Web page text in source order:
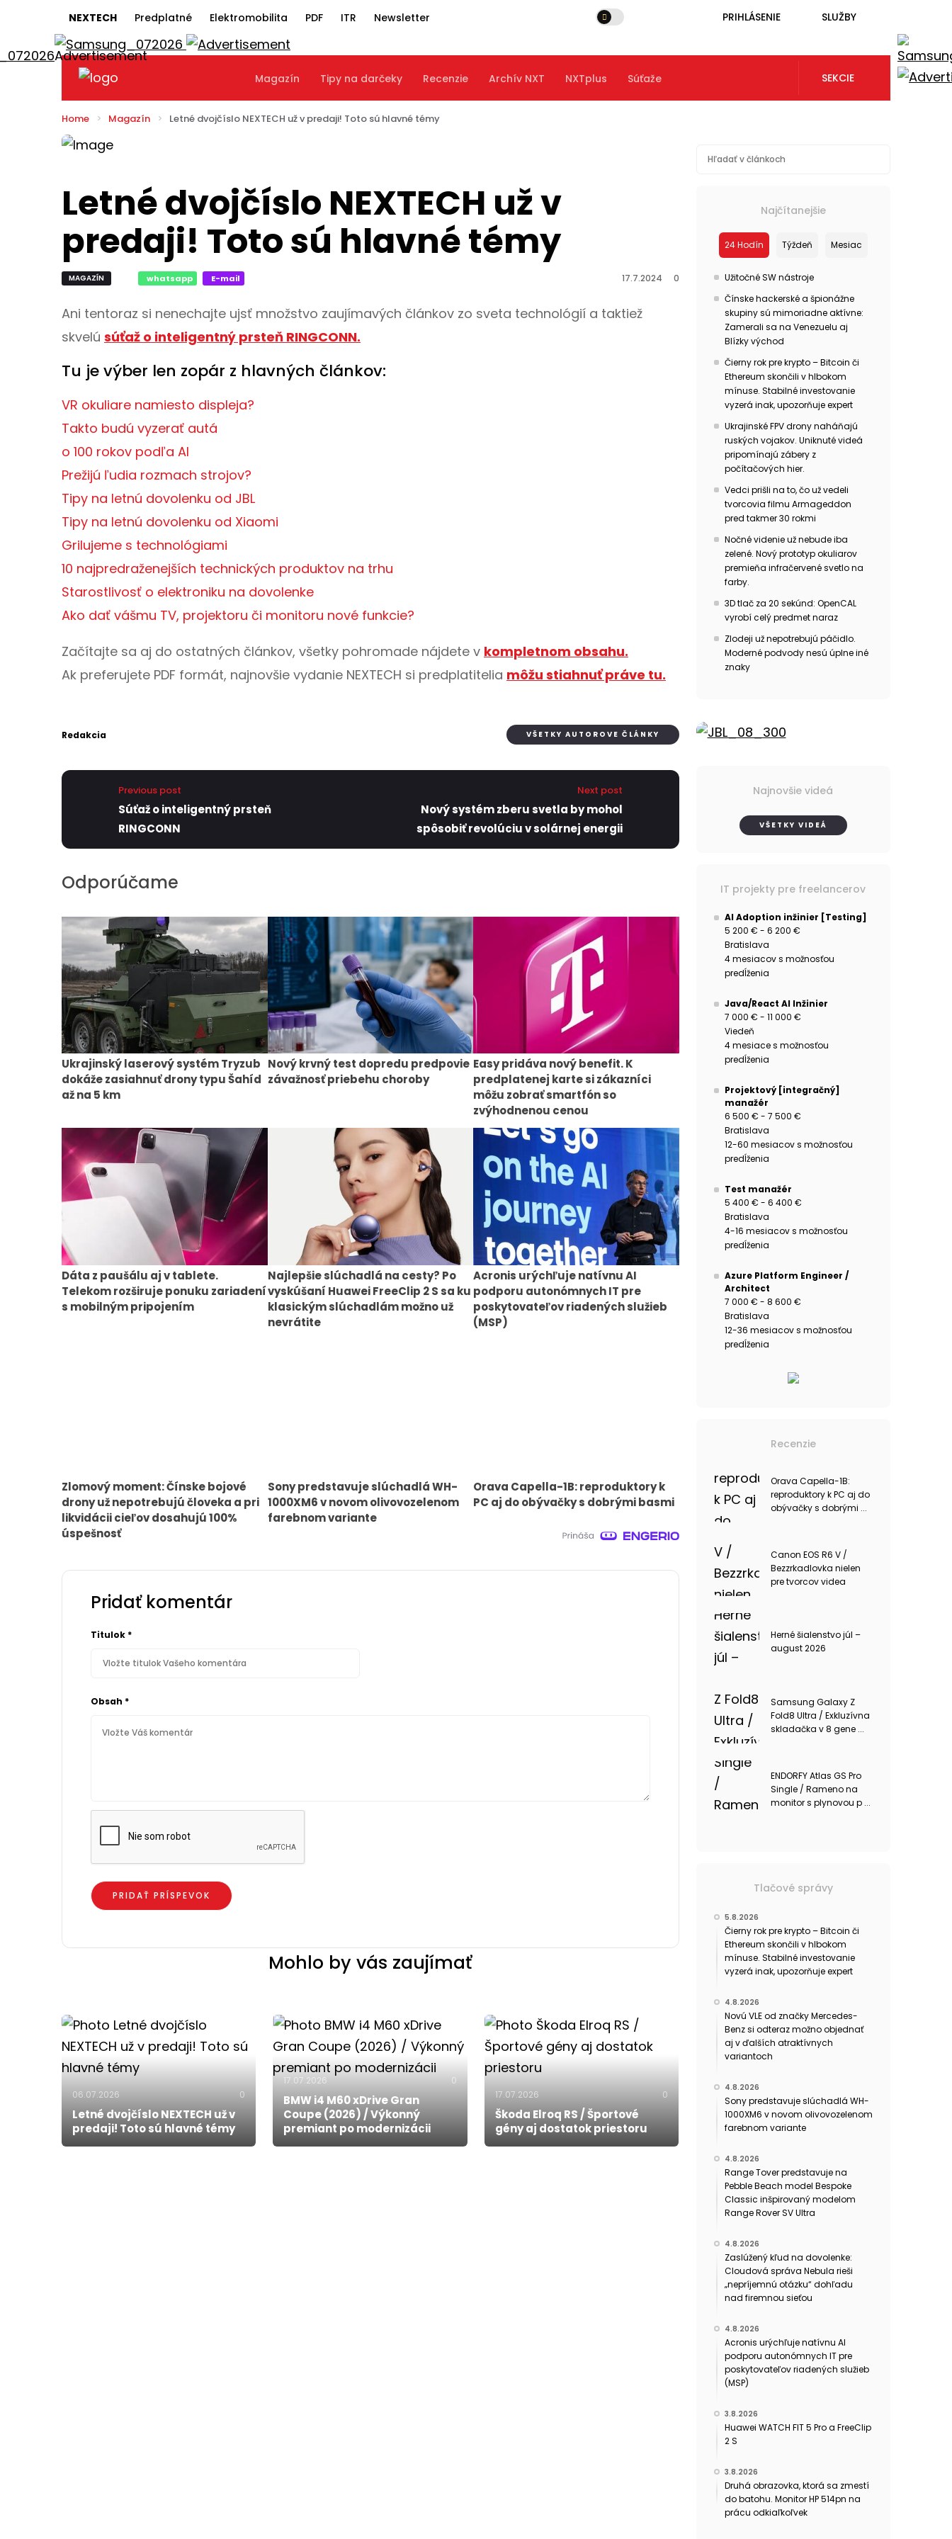
NEXTECH Predplatné Elektromobilita PDF ITR Newsletter PRIHLÁSENIE SLUŽBY
Magazín Tipy na darčeky Recenzie Archív NXT NXTplus Súťaže SEKCIE
Home Magazín Letné dvojčíslo NEXTECH už v predaji! Toto sú hlavné témy
Letné dvojčíslo NEXTECH už v
predaji! Toto sú hlavné témy
MAGAZÍN whatsapp E-mail 17.7.2024 0
Ani tentoraz si nenechajte ujsť množstvo zaujímavých článkov zo sveta technológií a taktiež
skvelú súťaž o inteligentný prsteň RINGCONN.
Tu je výber len zopár z hlavných článkov:
VR okuliare namiesto displeja?
Takto budú vyzerať autá
o 100 rokov podľa AI
Prežijú ľudia rozmach strojov?
Tipy na letnú dovolenku od JBL
Tipy na letnú dovolenku od Xiaomi
Grilujeme s technológiami
10 najpredraženejších technických produktov na trhu
Starostlivosť o elektroniku na dovolenke
Ako dať vášmu TV, projektoru či monitoru nové funkcie?
Začítajte sa aj do ostatných článkov, všetky pohromade nájdete v kompletnom obsahu.
Ak preferujete PDF formát, najnovšie vydanie NEXTECH si predplatitelia môžu stiahnuť práve tu.
Redakcia VŠETKY AUTOROVE ČLÁNKY
Previous post
Súťaž o inteligentný prsteň
RINGCONN
Next post
Nový systém zberu svetla by mohol
spôsobiť revolúciu v solárnej energii
Odporúčame
Ukrajinský laserový systém Tryzub
dokáže zasiahnuť drony typu Šahíd
až na 5 km
Nový krvný test dopredu predpovie
závažnosť priebehu choroby
Easy pridáva nový benefit. K
predplatenej karte si zákazníci
môžu zobrať smartfón so
zvýhodnenou cenou
Dáta z paušálu aj v tablete.
Telekom rozširuje ponuku zariadení
s mobilným pripojením
Najlepšie slúchadlá na cesty? Po
vyskúšaní Huawei FreeClip 2 S sa ku
klasickým slúchadlám možno už
nevrátite
Acronis urýchľuje natívnu AI
podporu autonómnych IT pre
poskytovateľov riadených služieb
(MSP)
Zlomový moment: Čínske bojové
drony už nepotrebujú človeka a pri
likvidácii cieľov dosahujú 100%
úspešnosť
Sony predstavuje slúchadlá WH-
1000XM6 v novom olivovozelenom
farebnom variante
Orava Capella-1B: reproduktory k
PC aj do obývačky s dobrými basmi
Pridať komentár
Titulok *
Obsah *
Mohlo by vás zaujímať
06.07.2026 0
Letné dvojčíslo NEXTECH už v
predaji! Toto sú hlavné témy
17.07.2026 0
BMW i4 M60 xDrive Gran
Coupe (2026) / Výkonný
premiant po modernizácii
17.07.2026 0
Škoda Elroq RS / Športové
gény aj dostatok priestoru
Najčítanejšie
24 Hodín Týždeň Mesiac
Užitočné SW nástroje
Čínske hackerské a špionážne
skupiny sú mimoriadne aktívne:
Zamerali sa na Venezuelu aj
Blízky východ
Čierny rok pre krypto – Bitcoin či
Ethereum skončili v hlbokom
mínuse. Stabilné investovanie
vyzerá inak, upozorňuje expert
Ukrajinské FPV drony naháňajú
ruských vojakov. Uniknuté videá
pripomínajú zábery z
počítačových hier.
Vedci prišli na to, čo už vedeli
tvorcovia filmu Armageddon
pred takmer 30 rokmi
Nočné videnie už nebude iba
zelené. Nový prototyp okuliarov
premieňa infračervené svetlo na
farby.
3D tlač za 20 sekúnd: OpenCAL
vyrobí celý predmet naraz
Zlodeji už nepotrebujú páčidlo.
Moderné podvody nesú úplne iné
znaky
Najnovšie videá
VŠETKY VIDEÁ
IT projekty pre freelancerov
AI Adoption inžinier [Testing]
5 200 € - 6 200 €
Bratislava
4 mesiacov s možnosťou
predĺženia
Java/React AI Inžinier
7 000 € - 11 000 €
Viedeň
4 mesiace s možnosťou
predĺženia
Projektový [integračný]
manažér
6 500 € - 7 500 €
Bratislava
12-60 mesiacov s možnosťou
predĺženia
Test manažér
5 400 € - 6 400 €
Bratislava
4-16 mesiacov s možnosťou
predĺženia
Azure Platform Engineer /
Architect
7 000 € - 8 600 €
Bratislava
12-36 mesiacov s možnosťou
predĺženia
Recenzie
Orava Capella-1B:
reproduktory k PC aj do
obývačky s dobrými ...
Canon EOS R6 V /
Bezzrkadlovka nielen
pre tvorcov videa
Herné šialenstvo júl –
august 2026
Samsung Galaxy Z
Fold8 Ultra / Exkluzívna
skladačka v 8 gene ...
ENDORFY Atlas GS Pro
Single / Rameno na
monitor s plynovou p ...
Tlačové správy
5.8.2026
Čierny rok pre krypto – Bitcoin či
Ethereum skončili v hlbokom
mínuse. Stabilné investovanie
vyzerá inak, upozorňuje expert
4.8.2026
Novú VLE od značky Mercedes-
Benz si odteraz možno objednať
aj v ďalších atraktívnych
variantoch
4.8.2026
Sony predstavuje slúchadlá WH-
1000XM6 v novom olivovozelenom
farebnom variante
4.8.2026
Range Tover predstavuje na
Pebble Beach model Bespoke
Classic inšpirovaný modelom
Range Rover SV Ultra
4.8.2026
Zaslúžený kľud na dovolenke:
Cloudová správa Nebula rieši
„nepríjemnú otázku“ dohľadu
nad firemnou sieťou
4.8.2026
Acronis urýchľuje natívnu AI
podporu autonómnych IT pre
poskytovateľov riadených služieb
(MSP)
3.8.2026
Huawei WATCH FIT 5 Pro a FreeClip
2 S
3.8.2026
Druhá obrazovka, ktorá sa zmestí
do batohu. Monitor HP 514pn na
prácu odkiaľkoľvek